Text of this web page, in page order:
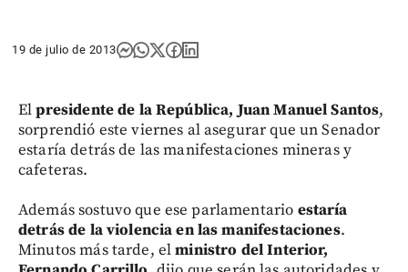
19 de julio de 2013
Elpresidente de la República, Juan Manuel Santos,
sorprendió este viernes al asegurar que un Senador
estaría detrás de las manifestaciones mineras y
cafeteras.
Además sostuvo que ese parlamentario estaría
detrás de la violencia en las manifestaciones.
Minutos más tarde, elministro del Interior,